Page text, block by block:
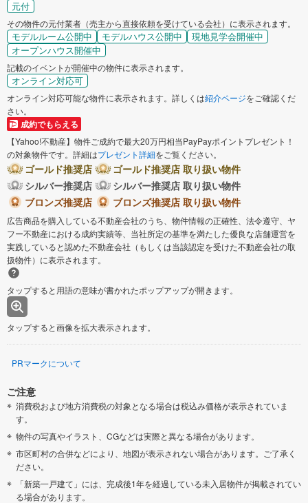
元付
その物件の元付業者（売主から直接依頼を受けている会社）に表示されます。
モデルルーム公開中 モデルハウス公開中
現地見学会開催中
オープンハウス開催中
記載のイベントが開催中の物件に表示されます。
オンライン対応可
オンライン対応可能な物件に表示されます。詳しくは紹介ページをご確認くだ
さい。
成約でもらえる
【Yahoo!不動産】物件ご成約で最大20万円相当PayPayポイントプレゼント！
の対象物件です。詳細はプレゼント詳細をご覧ください。
ゴールド推奨店
ゴールド推奨店 取り扱い物件
シルバー推奨店
シルバー推奨店 取り扱い物件
ブロンズ推奨店
ブロンズ推奨店 取り扱い物件
広告商品を購入している不動産会社のうち、物件情報の正確性、法令遵守、ヤ
フー不動産における成約実績等、当社所定の基準を満たした優良な店舗運営を
実践していると認めた不動産会社（もしくは当該認定を受けた不動産会社の取
扱物件）に表示されます。
タップすると用語の意味が書かれたポップアップが開きます。
タップすると画像を拡大表示されます。
PRマークについて
ご注意
消費税および地方消費税の対象となる場合は税込み価格が表示されていま
す。
物件の写真やイラスト、CGなどは実際と異なる場合があります。
市区町村の合併などにより、地図が表示されない場合があります。ご了承く
ださい。
「新築一戸建て」には、完成後1年を経過している未入居物件が掲載されてい
る場合があります。